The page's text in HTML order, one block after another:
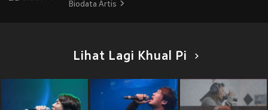
Biodata Artis
Lihat Lagi Khual Pi